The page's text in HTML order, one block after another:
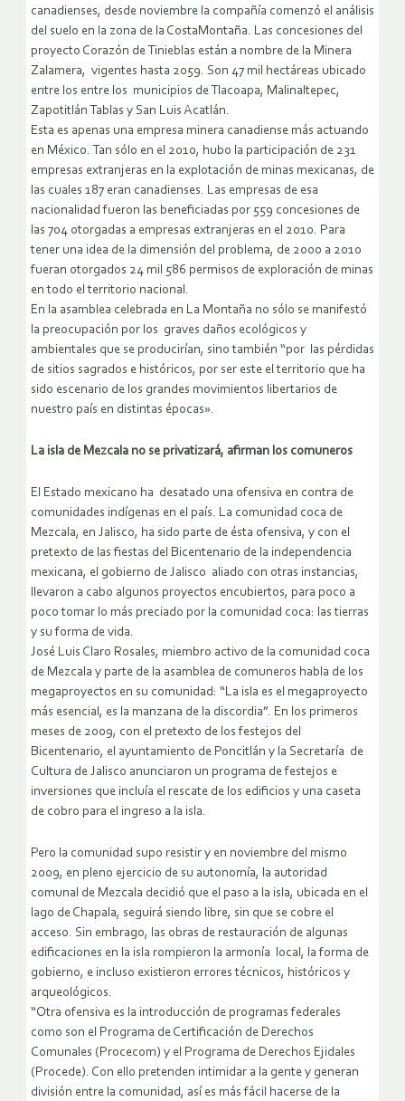
canadienses, desde noviembre la compañía comenzó el análisis
del suelo en la zona de la CostaMontaña. Las concesiones del
proyecto Corazón de Tinieblas están a nombre de la Minera
Zalamera, vigentes hasta 2059. Son 47 mil hectáreas ubicado
entre los entre los municipios de Tlacoapa, Malinaltepec,
Zapotitlán Tablas y San Luis Acatlán.
Esta es apenas una empresa minera canadiense más actuando
en México. Tan sólo en el 2010, hubo la participación de 231
empresas extranjeras en la explotación de minas mexicanas, de
las cuales 187 eran canadienses. Las empresas de esa
nacionalidad fueron las beneficiadas por 559 concesiones de
las 704 otorgadas a empresas extranjeras en el 2010. Para
tener una idea de la dimensión del problema, de 2000 a 2010
fueran otorgados 24 mil 586 permisos de exploración de minas
en todo el territorio nacional.
En la asamblea celebrada en La Montaña no sólo se manifestó
la preocupación por los graves daños ecológicos y
ambientales que se producirían, sino también “por las pérdidas
de sitios sagrados e históricos, por ser este el territorio que ha
sido escenario de los grandes movimientos libertarios de
nuestro país en distintas épocas».
La isla de Mezcala no se privatizará, afirman los comuneros
El Estado mexicano ha desatado una ofensiva en contra de
comunidades indígenas en el país. La comunidad coca de
Mezcala, en Jalisco, ha sido parte de ésta ofensiva, y con el
pretexto de las fiestas del Bicentenario de la independencia
mexicana, el gobierno de Jalisco aliado con otras instancias,
llevaron a cabo algunos proyectos encubiertos, para poco a
poco tomar lo más preciado por la comunidad coca: las tierras
y su forma de vida.
José Luis Claro Rosales, miembro activo de la comunidad coca
de Mezcala y parte de la asamblea de comuneros habla de los
megaproyectos en su comunidad: “La isla es el megaproyecto
más esencial, es la manzana de la discordia”. En los primeros
meses de 2009, con el pretexto de los festejos del
Bicentenario, el ayuntamiento de Poncitlán y la Secretaría de
Cultura de Jalisco anunciaron un programa de festejos e
inversiones que incluía el rescate de los edificios y una caseta
de cobro para el ingreso a la isla.
Pero la comunidad supo resistir y en noviembre del mismo
2009, en pleno ejercicio de su autonomía, la autoridad
comunal de Mezcala decidió que el paso a la isla, ubicada en el
lago de Chapala, seguirá siendo libre, sin que se cobre el
acceso. Sin embrago, las obras de restauración de algunas
edificaciones en la isla rompieron la armonía local, la forma de
gobierno, e incluso existieron errores técnicos, históricos y
arqueológicos.
“Otra ofensiva es la introducción de programas federales
como son el Programa de Certificación de Derechos
Comunales (Procecom) y el Programa de Derechos Ejidales
(Procede). Con ello pretenden intimidar a la gente y generan
división entre la comunidad, así es más fácil hacerse de la